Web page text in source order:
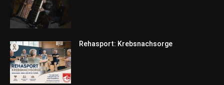
Rehasport: Krebsnachsorge